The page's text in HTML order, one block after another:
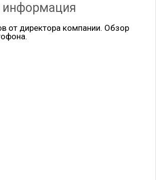
информация
от директора компании. Обзор